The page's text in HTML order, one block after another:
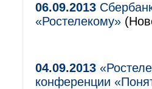
06.09.2013
«Ростелекому»
04.09.2013
конференции